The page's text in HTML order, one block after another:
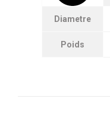
Diametre
Poids